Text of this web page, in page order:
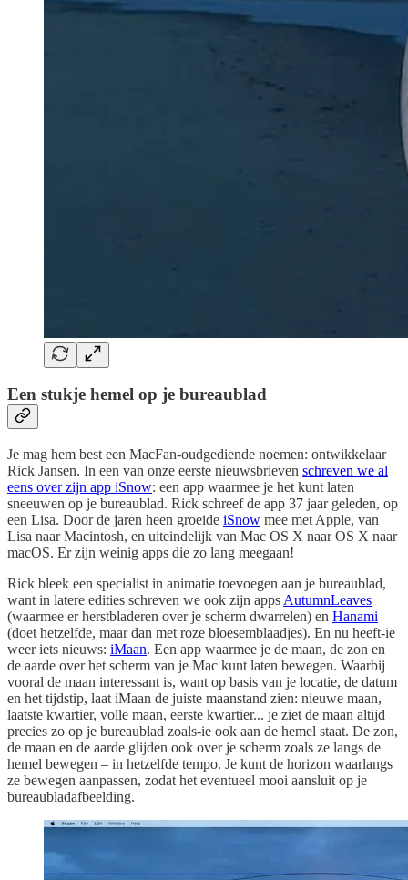
Een stukje hemel op je bureaublad
Je mag hem best een MacFan-oudgediende noemen: ontwikkelaar
Rick Jansen. In een van onze eerste nieuwsbrieven schreven we al
eens over zijn app iSnow: een app waarmee je het kunt laten
sneeuwen op je bureaublad. Rick schreef de app 37 jaar geleden, op
een Lisa. Door de jaren heen groeide iSnow mee met Apple, van
Lisa naar Macintosh, en uiteindelijk van Mac OS X naar OS X naar
macOS. Er zijn weinig apps die zo lang meegaan!
Rick bleek een specialist in animatie toevoegen aan je bureaublad,
want in latere edities schreven we ook zijn apps AutumnLeaves
(waarmee er herstbladeren over je scherm dwarrelen) en Hanami
(doet hetzelfde, maar dan met roze bloesemblaadjes). En nu heeft-ie
weer iets nieuws: iMaan. Een app waarmee je de maan, de zon en
de aarde over het scherm van je Mac kunt laten bewegen. Waarbij
vooral de maan interessant is, want op basis van je locatie, de datum
en het tijdstip, laat iMaan de juiste maanstand zien: nieuwe maan,
laatste kwartier, volle maan, eerste kwartier... je ziet de maan altijd
precies zo op je bureaublad zoals-ie ook aan de hemel staat. De zon,
de maan en de aarde glijden ook over je scherm zoals ze langs de
hemel bewegen – in hetzelfde tempo. Je kunt de horizon waarlangs
ze bewegen aanpassen, zodat het eventueel mooi aansluit op je
bureaubladafbeelding.